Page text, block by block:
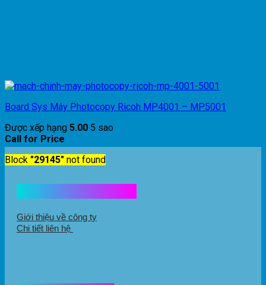
Board Sys Máy Photocopy Ricoh MP4001 – MP5001
Được xếp hạng 5.00 5 sao
Call for Price
Block "29145" not found
Giới thiệu về công ty
Chi tiết liên hệ